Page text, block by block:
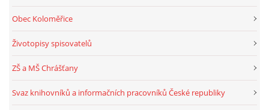
Obec Koloměřice
Životopisy spisovatelů
ZŠ a MŠ Chrášťany
Svaz knihovníků a informačních pracovníků České republiky